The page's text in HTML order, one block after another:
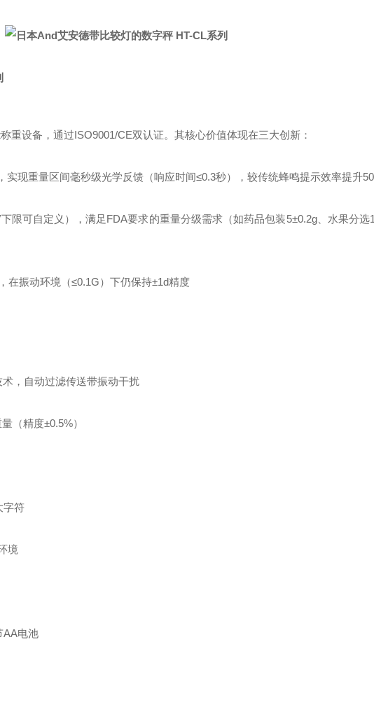
重设备，通过ISO9001/CE双认证。其核心价值体现在三大创新：
实现重量区间毫秒级光学反馈（响应时间≤0.3秒），较传统蜂鸣提示效率提升
限可自定义），满足FDA要求的重量分级需求（如药品包装5±0.2g、水果分选
在振动环境（≤0.1G）下仍保持±1d精度
，自动过滤传送带振动干扰
（精度±0.5%）
字符
境
AA电池